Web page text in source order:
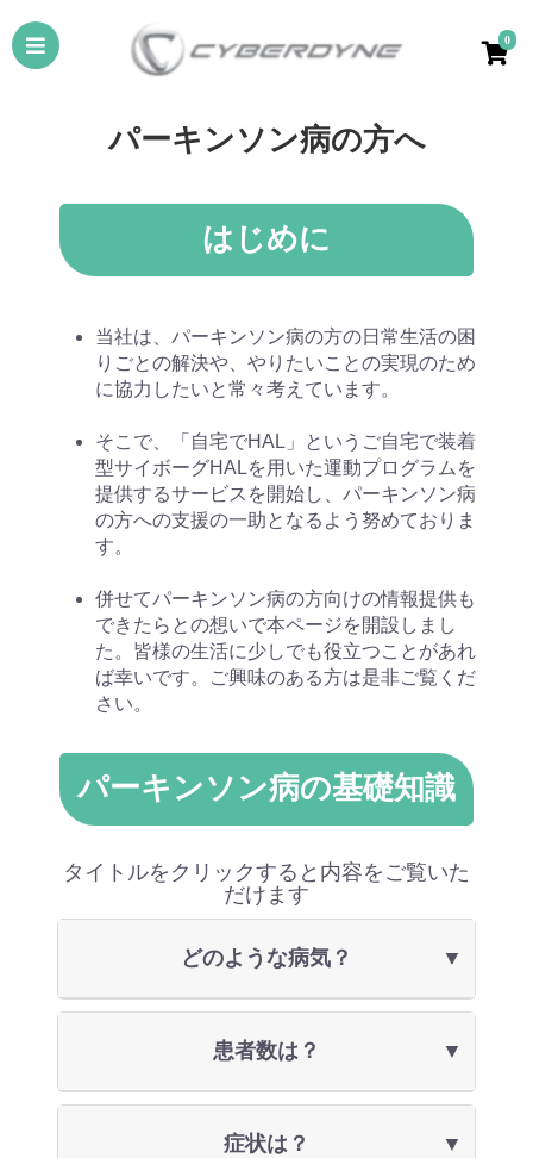
0
パーキンソン病の方へ
はじめに
当社は、パーキンソン病の方の日常生活の困
りごとの解決や、やりたいことの実現のため
に協力したいと常々考えています。
そこで、「自宅でHAL」というご自宅で装着
型サイボーグHALを用いた運動プログラムを
提供するサービスを開始し、パーキンソン病
の方への支援の一助となるよう努めておりま
す。
併せてパーキンソン病の方向けの情報提供も
できたらとの想いで本ページを開設しまし
た。皆様の生活に少しでも役立つことがあれ
ば幸いです。ご興味のある方は是非ご覧くだ
さい。
パーキンソン病の基礎知識
タイトルをクリックすると内容をご覧いた
だけます
どのような病気？
患者数は？
症状は？